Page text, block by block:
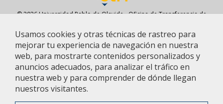
Usamos cookies y otras técnicas de rastreo para
mejorar tu experiencia de navegación en nuestra
web, para mostrarte contenidos personalizados y
anuncios adecuados, para analizar el tráfico en
nuestra web y para comprender de dónde llegan
nuestros visitantes.
© 2026 Universidad Pablo de Olavide - Oficina de Transferencia de
Aviso legal / Política de Privacidad / Contacto / Configurar
cookies